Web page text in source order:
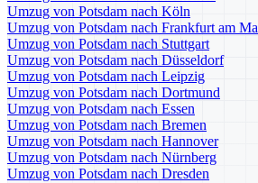
Umzug von Potsdam nach Köln
Umzug von Potsdam nach Frankfurt am
Umzug von Potsdam nach Stuttgart
Umzug von Potsdam nach Düsseldorf
Umzug von Potsdam nach Leipzig
Umzug von Potsdam nach Dortmund
Umzug von Potsdam nach Essen
Umzug von Potsdam nach Bremen
Umzug von Potsdam nach Hannover
Umzug von Potsdam nach Nürnberg
Umzug von Potsdam nach Dresden